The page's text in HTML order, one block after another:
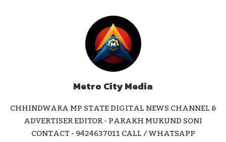
Metro City Media
CHHINDWARA MP STATE DIGITAL NEWS CHANNEL &
ADVERTISER EDITOR - PARAKH MUKUND SONI
CONTACT - 9424637011 CALL / WHATSAPP